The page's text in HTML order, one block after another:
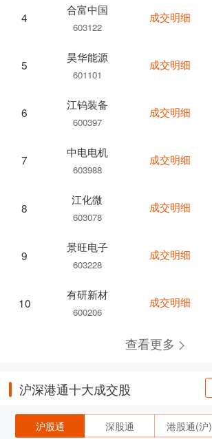
4
合富中国
603122
5
昊华能源
601101
6
江钨装备
600397
7
中电电机
603988
8
江化微
603078
9
景旺电子
603228
10
有研新材
600206
成交明细
成交明细
成交明细
成交明细
成交明细
成交明细
成交明细
查看更多
沪深港通十大成交股
沪股通 深股通 港股通(沪)